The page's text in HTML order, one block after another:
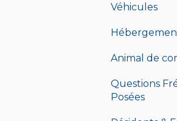
Véhicules
Animal de
Questions
Posées